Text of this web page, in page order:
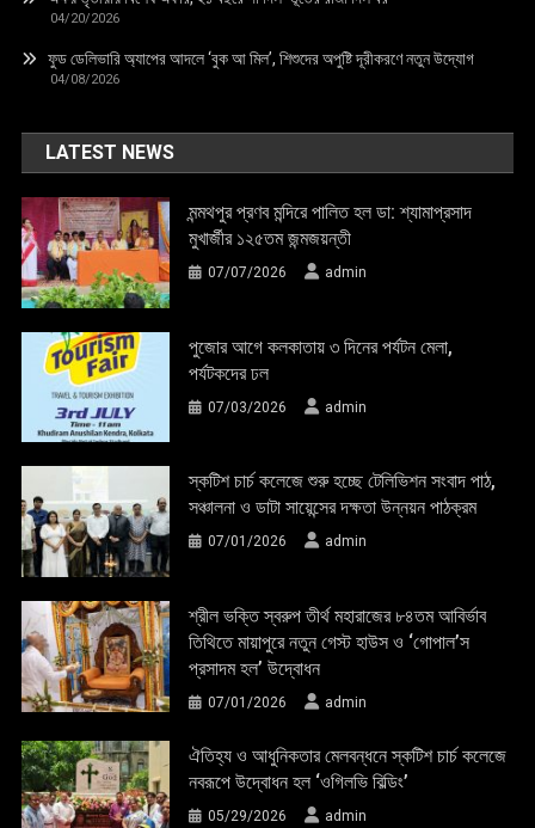
04/20/2026
ফুড ডেলিভারি অ্যাপের আদলে ‘বুক আ মিল’, শিশুদের অপুষ্টি দূরীকরণে নতুন উদ্যোগ
04/08/2026
LATEST NEWS
মন্মথপুর প্রণব মন্দিরে পালিত হল ডা: শ্যামাপ্রসাদ
মুখার্জীর ১২৫তম জন্মজয়ন্তী
07/07/2026 admin
পুজোর আগে কলকাতায় ৩ দিনের পর্যটন মেলা,
পর্যটকদের ঢল
07/03/2026 admin
স্কটিশ চার্চ কলেজে শুরু হচ্ছে টেলিভিশন সংবাদ পাঠ,
সঞ্চালনা ও ডাটা সায়েন্সের দক্ষতা উন্নয়ন পাঠক্রম
07/01/2026 admin
শ্রীল ভক্তি স্বরুপ তীর্থ মহারাজের ৮৪তম আবির্ভাব
তিথিতে মায়াপুরে নতুন গেস্ট হাউস ও ‘গোপাল’স
প্রসাদম হল’ উদ্বোধন
07/01/2026 admin
ঐতিহ্য ও আধুনিকতার মেলবন্ধনে স্কটিশ চার্চ কলেজে
নবরূপে উদ্বোধন হল ‘ওগিলভি বিল্ডিং’
05/29/2026 admin